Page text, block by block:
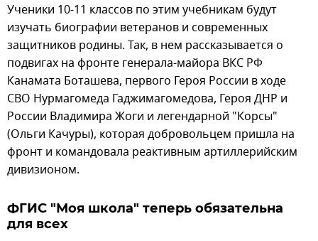
Ученики 10-11 классов по этим учебникам будут
изучать биографии ветеранов и современных
защитников родины. Так, в нем рассказывается о
подвигах на фронте генерала-майора ВКС РФ
Канамата Боташева, первого Героя России в ходе
СВО Нурмагомеда Гаджимагомедова, Героя ДНР и
России Владимира Жоги и легендарной "Корсы"
(Ольги Качуры), которая добровольцем пришла на
фронт и командовала реактивным артиллерийским
дивизионом.
ФГИС "Моя школа" теперь обязательна
для всех